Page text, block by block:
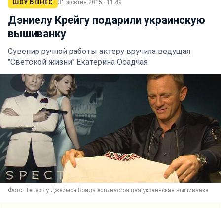
ШОУ БІЗНЕС 31 жовтня 2015 · 11:49
Дэниелу Крейгу подарили украинскую
вышиванку
Сувенир ручной работы актеру вручила ведущая
"Светской жизни" Екатерина Осадчая
Фото: Теперь у Джеймса Бонда есть настоящая украинская вышиванка